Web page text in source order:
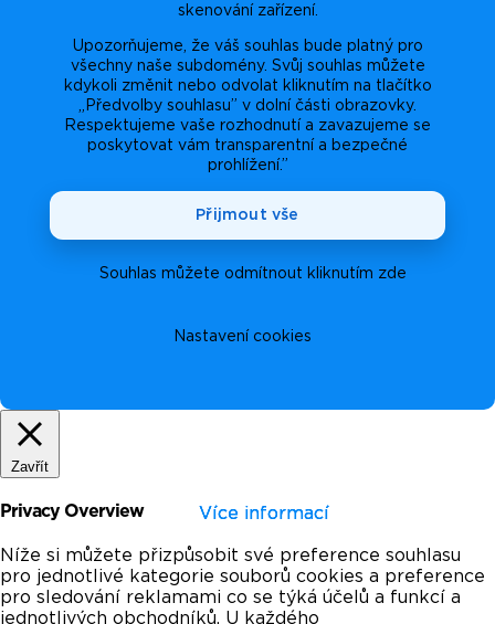
Více informací
Více informací
Více informací
skenování zařízení.
Upozorňujeme, že váš souhlas bude platný pro
všechny naše subdomény. Svůj souhlas můžete
kdykoli změnit nebo odvolat kliknutím na tlačítko
„Předvolby souhlasu” v dolní části obrazovky.
Respektujeme vaše rozhodnutí a zavazujeme se
poskytovat vám transparentní a bezpečné
prohlížení.”
Nastavení cookies
Souhlas můžete odmítnout kliknutím zde
Přijmout vše
Zavřít
Privacy Overview
Níže si můžete přizpůsobit své preference souhlasu
pro jednotlivé kategorie souborů cookies a preference
pro sledování reklamami co se týká účelů a funkcí a
jednotlivých obchodníků. U každého